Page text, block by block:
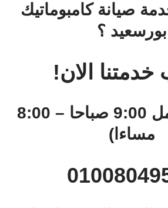
صيانة كامبوماتيك
بورسعيد ؟
خدمتنا الان!
(مواعيد العمل 9:00 صباحا – 8:00
مساءا)